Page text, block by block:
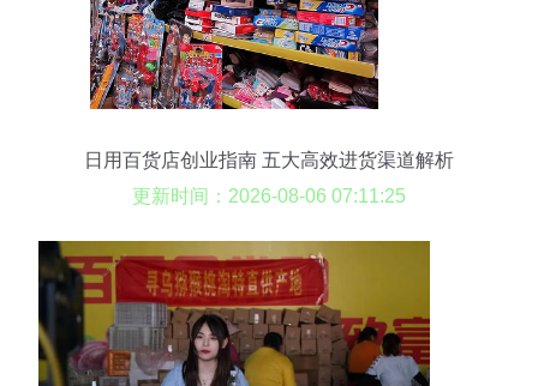
日用百货店创业指南 五大高效进货渠道解析
更新时间：2026-08-06 07:11:25